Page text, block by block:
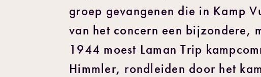
groep gevangenen die in Kamp
van het concern een bijzondere,
1944 moest Laman Trip
Himmler, rondleiden door het